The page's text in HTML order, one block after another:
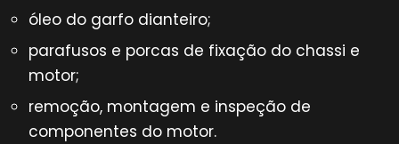
óleo do garfo dianteiro;
parafusos e porcas de fixação do chassi e
motor;
remoção, montagem e inspeção de
componentes do motor.